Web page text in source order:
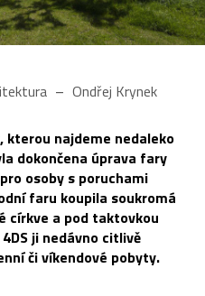
Ondřej Krynek
kterou najdeme nedaleko
dokončena úprava fary
osoby s poruchami
faru koupila soukromá
církve a pod taktovkou
ji nedávno citlivě
či víkendové pobyty.